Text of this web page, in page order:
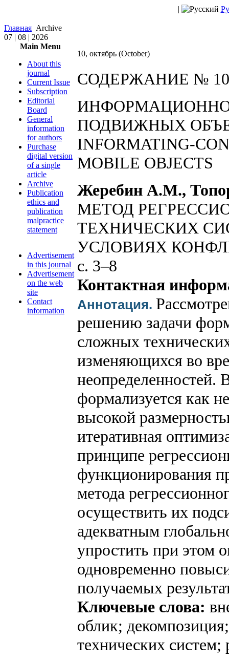
|
Главная Archive
07 | 08 | 2026
Main Menu
About this
journal
Current Issue
Subscription
Editorial
Board
General
information
for authors
Purchase
digital version
of a single
article
Archive
Publication
ethics and
publication
malpractice
statement
Advertisement
in this journal
Advertisement
on the web
site
Contact
information
10, октябрь (October)
СОДЕРЖАНИЕ № 10
ПОДВИЖНЫХ
INFORMATING-
MOBILE OBJECTS
Жеребин А.М.,
МЕТОД
ТЕХНИЧЕСКИХ
УСЛОВИЯХ
с. 3–8
Контактная
Аннотация.
решению задачи
сложных
изменяющихся во
неопределенностей.
формализуется как
высокой
итеративная
принципе
функционирования
метода
осуществить их
адекватным
упростить при этом
одновременно
получаемых
Ключевые слова:
облик;
технических систем;